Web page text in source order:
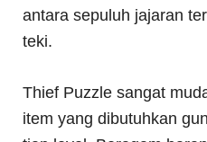
antara sepuluh jajaran
teki.
Thief Puzzle sangat
item yang dibutuhkan